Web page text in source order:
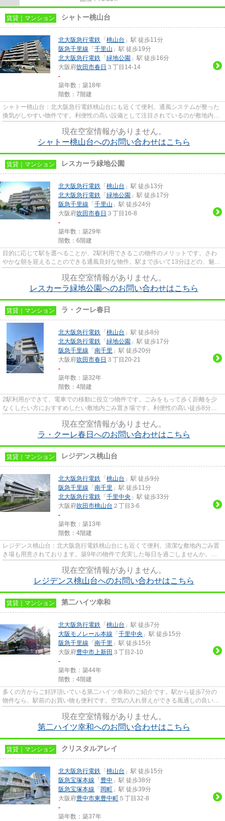
賃貸｜マンション シャトー桃山台
北大阪急行電鉄 「 桃山台 」駅 徒歩11分
阪急千里線 「 千里山 」駅 徒歩19分
北大阪急行電鉄 「 緑地公園 」駅 徒歩16分
大阪府吹田市春日 ３丁目14-14
-
築年数：築18年
階数：7階建
シャトー桃山台：北大阪急行電鉄桃山台にも近くて便利。通風システムが整った
換気がしやすい物件です。利便性の高い設備として注目されているのが敷地内ご
現在空室情報がありません。
シャトー桃山台へのお問い合わせはこちら
賃貸｜マンション レスカーラ緑地公園
北大阪急行電鉄 「 桃山台 」駅 徒歩13分
北大阪急行電鉄 「 緑地公園 」駅 徒歩17分
阪急千里線 「 千里山 」駅 徒歩24分
大阪府吹田市春日 ３丁目16-8
-
築年数：築29年
階数：6階建
目的に応じて駅を選べることが、2駅利用できるこの物件のメリットです。さわ
やかな朝を迎えることのできる通風良好な物件。駅まで歩いて13分ほどの、魅力
現在空室情報がありません。
レスカーラ緑地公園へのお問い合わせはこちら
賃貸｜マンション ラ・クーレ春日
北大阪急行電鉄 「 桃山台 」駅 徒歩8分
北大阪急行電鉄 「 緑地公園 」駅 徒歩17分
阪急千里線 「 南千里 」駅 徒歩20分
大阪府吹田市春日 ３丁目20-21
-
築年数：築32年
階数：4階建
2駅利用ができて、電車での移動に役立つ物件です。ごみをもって歩く距離を少
なくしたい方におすすめしたい敷地内ごみ置き場です。利便性の高い徒歩8分の
現在空室情報がありません。
ラ・クーレ春日へのお問い合わせはこちら
賃貸｜マンション レジデンス桃山台
北大阪急行電鉄 「 桃山台 」駅 徒歩9分
阪急千里線 「 南千里 」駅 徒歩11分
北大阪急行電鉄 「 千里中央 」駅 徒歩33分
大阪府吹田市桃山台 ２丁目3-6
-
築年数：築13年
階数：4階建
レジデンス桃山台：北大阪急行電鉄桃山台にも近くて便利。清潔な敷地内ごみ置
き場も用意されております。築9年の物件で充実した毎日を過ごしませんか。通
現在空室情報がありません。
レジデンス桃山台へのお問い合わせはこちら
賃貸｜マンション 第二ハイツ幸和
北大阪急行電鉄 「 桃山台 」駅 徒歩7分
大阪モノレール本線 「 千里中央 」駅 徒歩15分
阪急千里線 「 南千里 」駅 徒歩15分
大阪府豊中市上新田 ３丁目2-10
-
築年数：築44年
階数：4階建
多くの方からご好評頂いている第二ハイツ幸和のご紹介です。駅から徒歩7分の
物件なら、駅前のお買い物も便利です。空気の入れ替えができる風通しの良い物
現在空室情報がありません。
第二ハイツ幸和へのお問い合わせはこちら
賃貸｜マンション クリスタルアレイ
北大阪急行電鉄 「 桃山台 」駅 徒歩15分
阪急宝塚本線 「 豊中 」駅 徒歩38分
阪急宝塚本線 「 岡町 」駅 徒歩39分
大阪府豊中市東豊中町 ５丁目32-8
-
築年数：築37年